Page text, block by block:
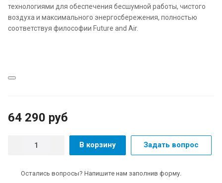
технологиями для обеспечения бесшумной работы, чистого
воздуха и максимального энергосбережения, полностью
соответствуя философии Future and Air.
64 290 руб
В корзину Задать вопрос
Остались вопросы? Напишите нам заполнив форму.